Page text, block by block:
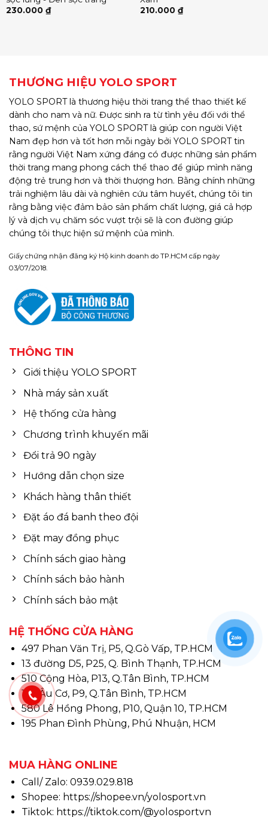
230.000 ₫
210.000 ₫
THƯƠNG HIỆU YOLO SPORT
YOLO SPORT là thương hiệu thời trang thể thao thiết kế
dành cho nam và nữ. Được sinh ra từ tình yêu đối với thể
thao, sứ mệnh của YOLO SPORT là giúp con người Việt
Nam đẹp hơn và tốt hơn mỗi ngày bởi YOLO SPORT tin
rằng người Việt Nam xứng đáng có được những sản phẩm
thời trang mang phong cách thể thao để giúp mình năng
động trẻ trung hơn và thời thượng hơn. Bằng chính những
trải nghiệm lâu dài và nghiên cứu tâm huyết, chúng tôi tin
rằng bằng việc đảm bảo sản phẩm chất lượng, giá cả hợp
lý và dịch vụ chăm sóc vượt trội sẽ là con đường giúp
chúng tôi thực hiện sứ mệnh của mình.
Giấy chứng nhận đăng ký Hộ kinh doanh do TP.HCM cấp ngày
03/07/2018.
THÔNG TIN
Giới thiệu YOLO SPORT
Nhà máy sản xuất
Hệ thống cửa hàng
Chương trình khuyến mãi
Đổi trả 90 ngày
Hướng dẫn chọn size
Khách hàng thân thiết
Đặt áo đá banh theo đội
Đặt may đồng phục
Chính sách giao hàng
Chính sách bảo hành
Chính sách bảo mật
HỆ THỐNG CỬA HÀNG
497 Phan Văn Trị, P5, Q.Gò Vấp, TP.HCM
13 đường D5, P25, Q. Bình Thạnh, TP.HCM
510 Cộng Hòa, P13, Q.Tân Bình, TP.HCM
146 Âu Cơ, P9, Q.Tân Bình, TP.HCM
580 Lê Hồng Phong, P10, Quận 10, TP.HCM
195 Phan Đình Phùng, Phú Nhuận, HCM
MUA HÀNG ONLINE
Call/ Zalo: 0939.029.818
Shopee: https://shopee.vn/yolosport.vn
Tiktok: https://tiktok.com/@yolosportvn